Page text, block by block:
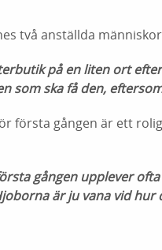
två anställda
på en liten ort
som ska få den,
första gången är ett
gången upplever
är ju vana vid hur